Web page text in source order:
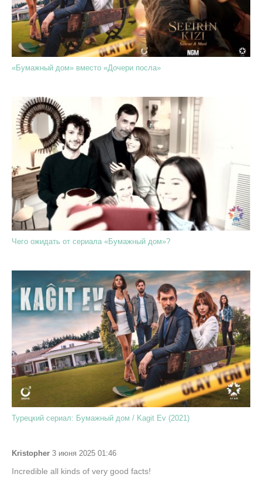
«Бумажный дом» вместо «Дочери посла»
Чего ожидать от сериала «Бумажный дом»?
Турецкий сериал: Бумажный дом / Kagit Ev (2021)
Kristopher 3 июня 2025 01:46
Incredible all kinds of very good facts!